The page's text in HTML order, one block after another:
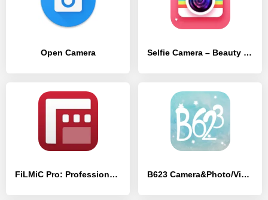
Open Camera Selfie Camera – Beauty Camera & Photo Editor
FiLMiC Pro: Professional HD Manual Video Camera B623 Camera&Photo/Video Editor